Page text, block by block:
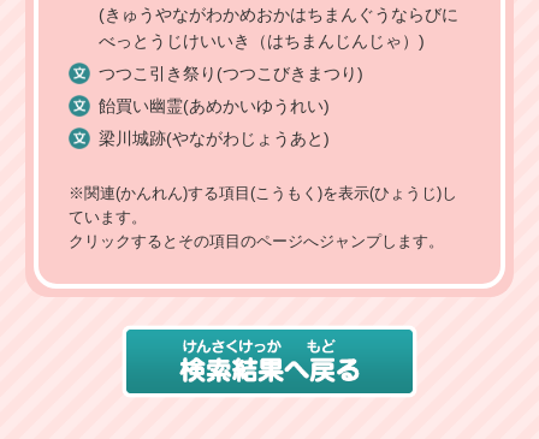
(きゅうやながわかめおかはちまんぐうならびに
べっとうじけいいき（はちまんじんじゃ）)
つつこ引き祭り(つつこびきまつり)
飴買い幽霊(あめかいゆうれい)
梁川城跡(やながわじょうあと)
※関連(かんれん)する項目(こうもく)を表示(ひょうじ)し
ています。
クリックするとその項目のページへジャンプします。